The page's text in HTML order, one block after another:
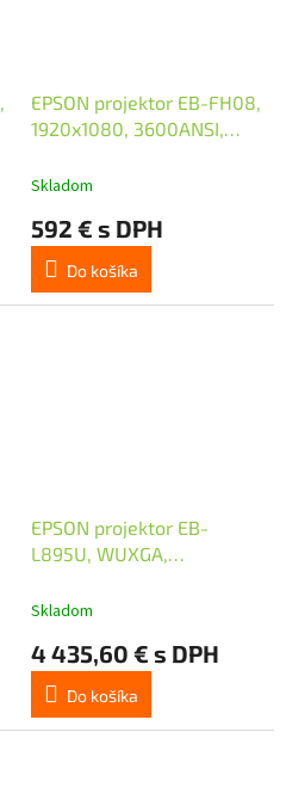
EPSON projektor EB-FH08,
1920x1080, 3600ANSI,
2W
Skladom
592 € s DPH
Do košíka
EPSON projektor EB-
L895U, WUXGA,
NFC, Airplay
Skladom
4 435,60 € s DPH
Do košíka